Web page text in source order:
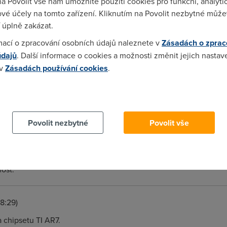
i ty levne, jde spise o to co si vyberes nez o to v kterem
tam jen lowend modemy, v tom telpointu maj teda i alcatel. A
maji i nejaky 3com, sice podezrele levny, ale furt
TI AR7.
účely na tomto zařízení. Kliknutím na Povolit nezbytné
zakázat.
o zpracování osobních údajů naleznete vZásadách o
. Další informace o cookies a možnosti změnit jejich
Zásadách používání cookies.
Povolit nezbytné
Povolit vše